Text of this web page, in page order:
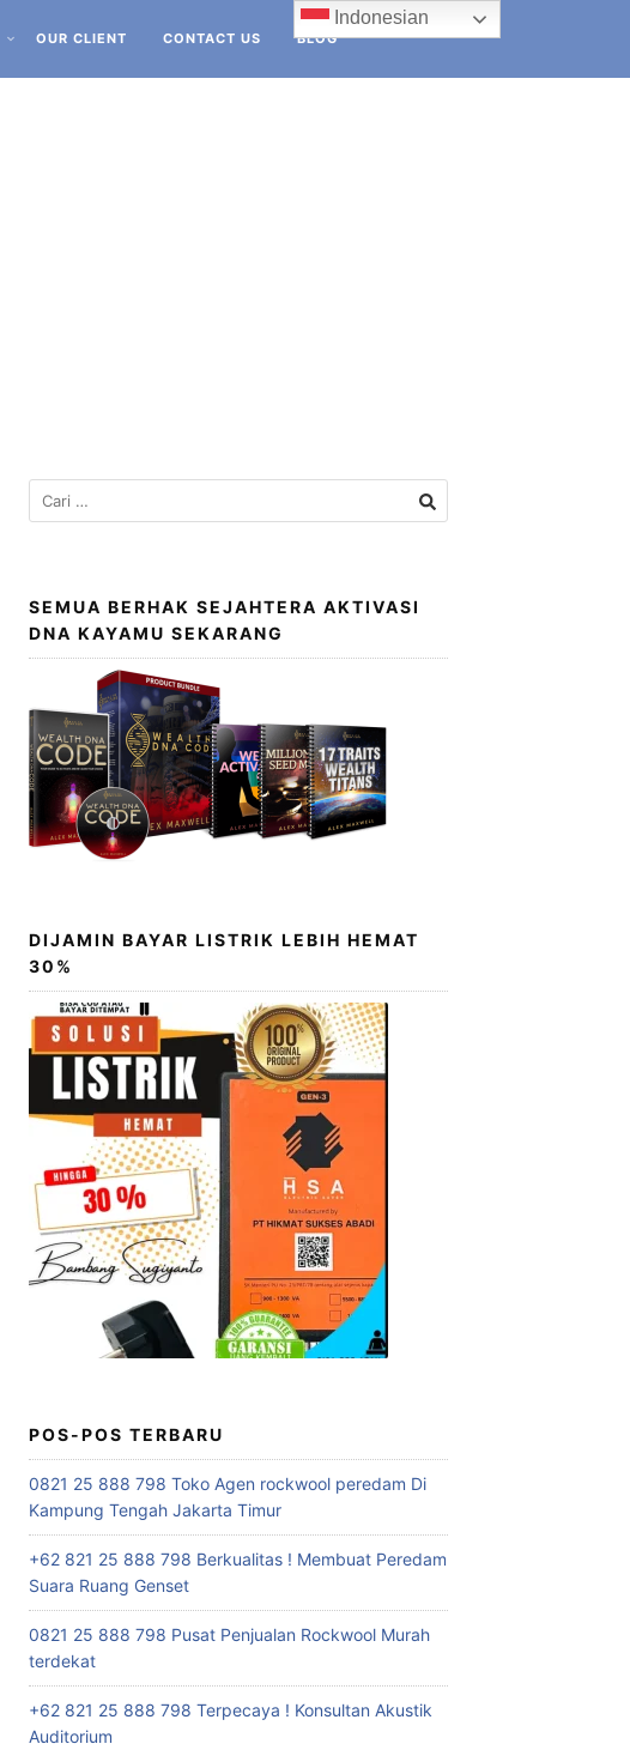
OUR CLIENT CONTACT US BLOG
SEMUA BERHAK SEJAHTERA AKTIVASI
DNA KAYAMU SEKARANG
DIJAMIN BAYAR LISTRIK LEBIH HEMAT
30%
POS-POS TERBARU
0821 25 888 798 Toko Agen rockwool peredam Di
Kampung Tengah Jakarta Timur
+62 821 25 888 798 Berkualitas ! Membuat Peredam
Suara Ruang Genset
0821 25 888 798 Pusat Penjualan Rockwool Murah
terdekat
+62 821 25 888 798 Terpecaya ! Konsultan Akustik
Auditorium
Indonesian